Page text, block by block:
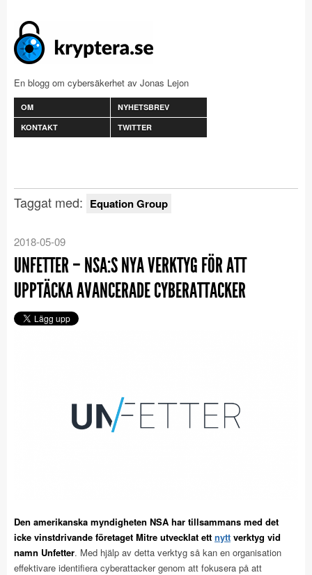
En blogg om cybersäkerhet av Jonas Lejon
OM
NYHETSBREV
KONTAKT
TWITTER
Taggat med: Equation Group
2018-05-09
UNFETTER – NSA:S NYA VERKTYG FÖR ATT
UPPTÄCKA AVANCERADE CYBERATTACKER
Den amerikanska myndigheten NSA har tillsammans med det
icke vinstdrivande företaget Mitre utvecklat ett nytt verktyg vid
namn Unfetter. Med hjälp av detta verktyg så kan en organisation
effektivare identifiera cyberattacker genom att fokusera på att